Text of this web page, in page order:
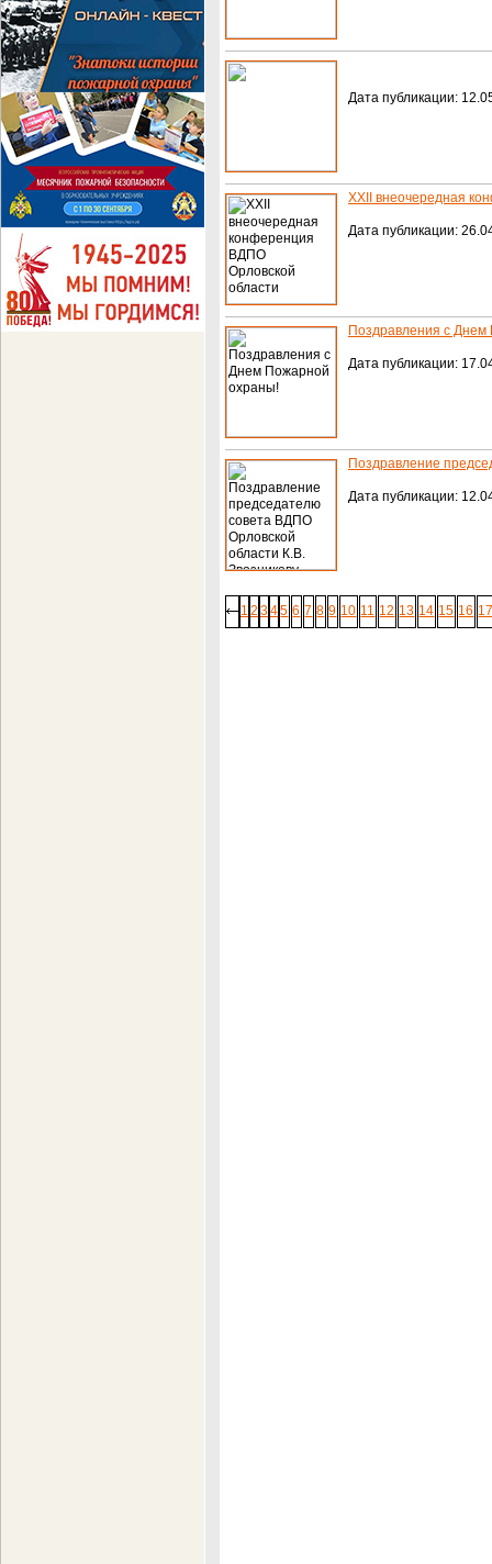
Дата публикации:
XXII внеочередная
Дата публикации:
Поздравления с
Дата публикации:
Поздравление
Дата публикации:
1 2 345 6 7 8 9 10 11 12 13 14 15 16